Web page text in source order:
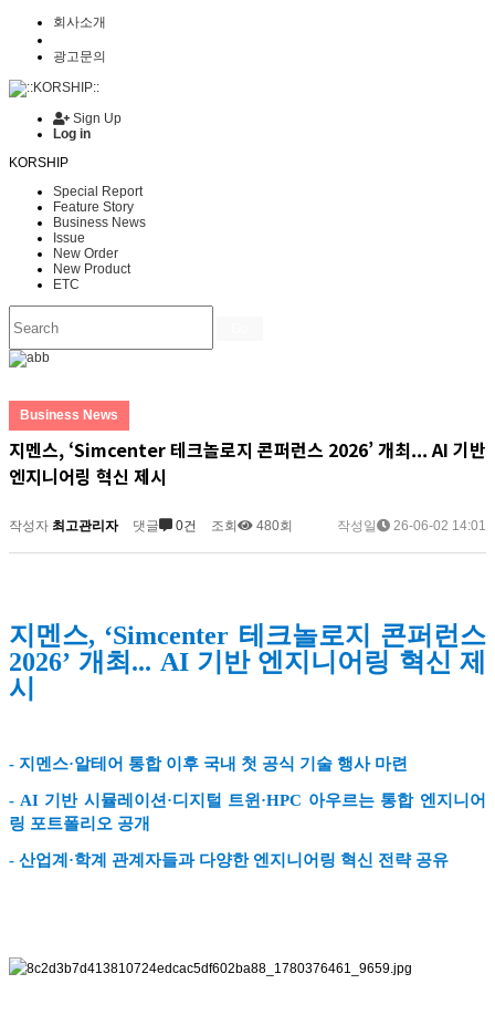
회사소개
광고문의
Sign Up
Log in
KORSHIP
Special Report
Feature Story
Business News
Issue
New Order
New Product
ETC
Business News
지멘스, ‘Simcenter 테크놀로지 콘퍼런스 2026’ 개최... AI 기반
엔지니어링 혁신 제시
작성자 최고관리자 댓글 0건 조회 480회 작성일 26-06-02 14:01
지멘스, ‘Simcenter 테크놀로지 콘퍼런스
2026’ 개최... AI 기반 엔지니어링 혁신 제
시
- 지멘스·알테어 통합 이후 국내 첫 공식 기술 행사 마련
- AI 기반 시뮬레이션·디지털 트윈·HPC 아우르는 통합 엔지니어
링 포트폴리오 공개
- 산업계·학계 관계자들과 다양한 엔지니어링 혁신 전략 공유